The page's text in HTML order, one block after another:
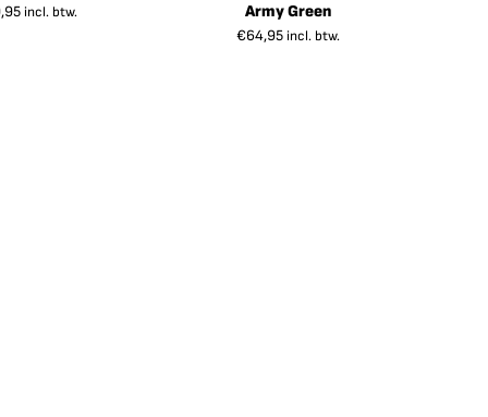
incl. btw.
Army Green
€64,95 incl. btw.